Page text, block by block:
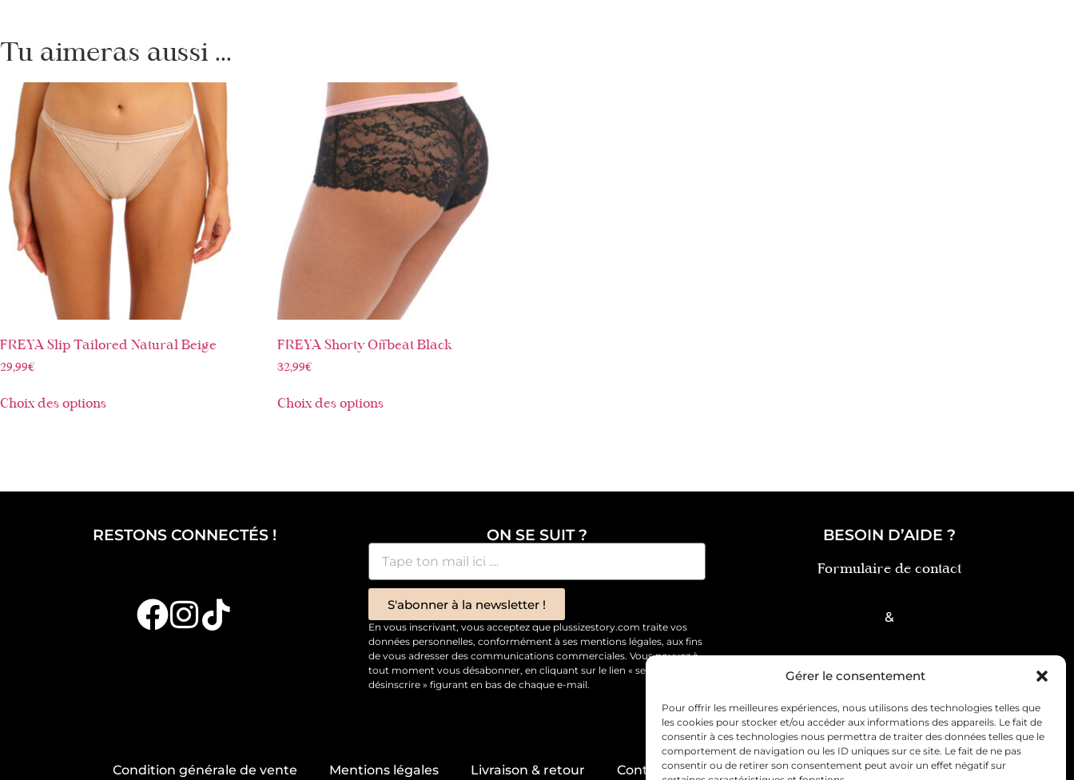
Gérer le consentement
Pour offrir les meilleures expériences, nous utilisons des technologies telles que
les cookies pour stocker et/ou accéder aux informations des appareils. Le fait de
consentir à ces technologies nous permettra de traiter des données telles que le
comportement de navigation ou les ID uniques sur ce site. Le fait de ne pas
consentir ou de retirer son consentement peut avoir un effet négatif sur
Tu aimeras aussi ...
FREYA Slip Tailored Natural Beige
29,99€
Choix des options
FREYA Shorty Offbeat Black
32,99€
Choix des options
RESTONS CONNECTÉS ! ON SE SUIT ?
S'abonner à la newsletter !
En vous inscrivant, vous acceptez que plussizestory.com traite vos
données personnelles, conformément à ses mentions légales, aux fins
de vous adresser des communications commerciales. Vous pouvez à
tout moment vous désabonner, en cliquant sur le lien « se
désinscrire » figurant en bas de chaque e-mail.
BESOIN D’AIDE ?
Formulaire de contact
&
Condition générale de vente Mentions légales Livraison & retour Contact & service client Politique de cookies (UE)